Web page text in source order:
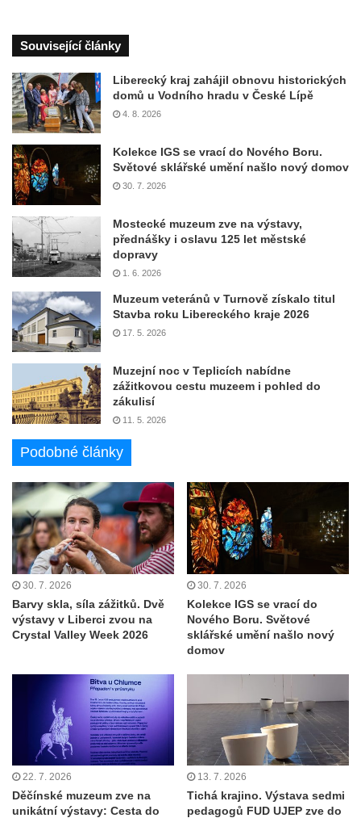
Související články
Liberecký kraj zahájil obnovu historických
domů u Vodního hradu v České Lípě
4. 8. 2026
Kolekce IGS se vrací do Nového Boru.
Světové sklářské umění našlo nový domov
30. 7. 2026
Mostecké muzeum zve na výstavy,
přednášky i oslavu 125 let městské
dopravy
1. 6. 2026
Muzeum veteránů v Turnově získalo titul
Stavba roku Libereckého kraje 2026
17. 5. 2026
Muzejní noc v Teplicích nabídne
zážitkovou cestu muzeem i pohled do
zákulisí
11. 5. 2026
Podobné články
30. 7. 2026
Barvy skla, síla zážitků. Dvě
výstavy v Liberci zvou na
Crystal Valley Week 2026
30. 7. 2026
Kolekce IGS se vrací do
Nového Boru. Světové
sklářské umění našlo nový
domov
22. 7. 2026
Děčínské muzeum zve na
unikátní výstavy: Cesta do
13. 7. 2026
Tichá krajino. Výstava sedmi
pedagogů FUD UJEP zve do